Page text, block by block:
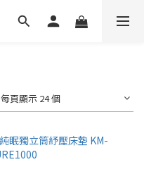
每頁顯示 24 個